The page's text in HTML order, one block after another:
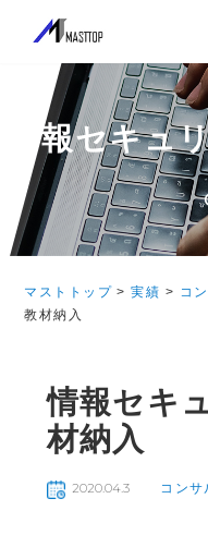
情報セキュ
マストトップ >実績 > コ
教材納入
情報セキ
材納入
2020.04.3 コンサ